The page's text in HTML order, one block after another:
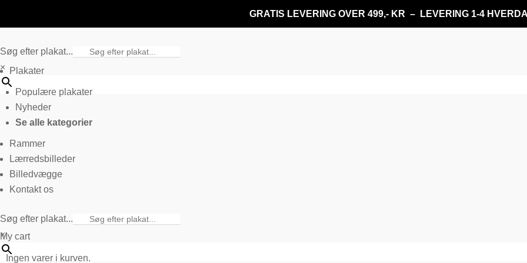
GRATIS LEVERING OVER 499,- KR – LEVERING 1-4
Søg efter plakat...
× Plakater
Populære plakater
Nyheder
Se alle kategorier
Rammer
Lærredsbilleder
Billedvægge
Kontakt os
Søg efter plakat...
×
My cart
Ingen varer i kurven.